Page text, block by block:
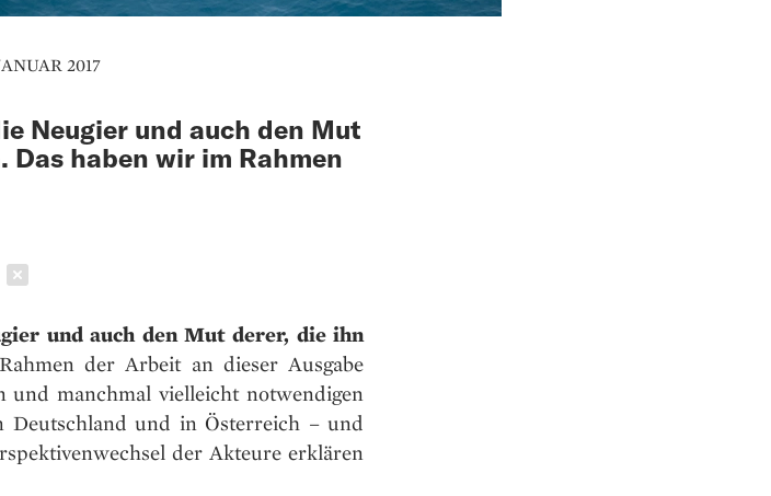
2017
Neugier und auch den Mut
haben wir im Rahmen
und auch den Mut derer, die ihn
der Arbeit an dieser Ausgabe
und manchmal vielleicht notwendigen
Deutschland und in Österreich – und
der Akteure erklären